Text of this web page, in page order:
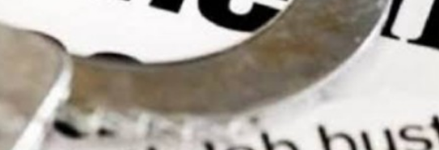
What Is a Front-End Developer?
How to Become One, Salary, Skills
Kanthak Suryatale April 30, 2021